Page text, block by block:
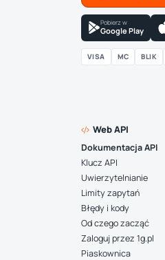
Pobierz w
Google Play
VISA MC BLIK
Web API
Dokumentacja API
Klucz API
Uwierzytelnianie
Limity zapytań
Błędy i kody
Od czego zacząć
Zaloguj przez 1g.pl
Piaskownica